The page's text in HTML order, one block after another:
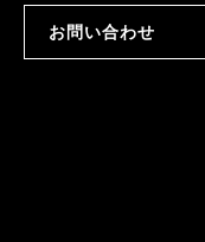
お問い合わせ